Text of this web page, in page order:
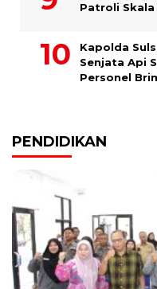
Patroli Skala
Kapolda
Senjata Api
Personel
PENDIDIKAN